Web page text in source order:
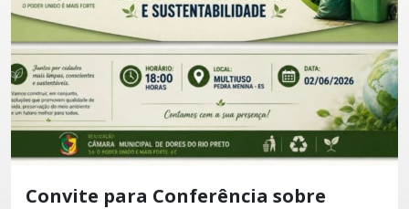
Convite para Conferência sobre